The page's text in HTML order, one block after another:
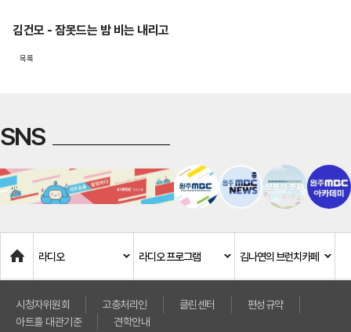
김건모 - 잠못드는 밤 비는 내리고
목록
SNS
Home
라디오 라디오 프로그램 김나연의 브런치카페
시청자위원회 고충처리인 클린센터
편성규약
아트홀 대관기준
견학안내